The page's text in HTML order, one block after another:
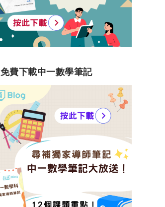
免費下載中一數學筆記